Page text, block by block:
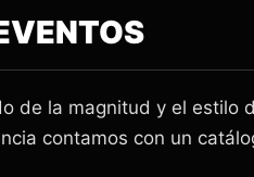
de la magnitud y el estilo
contamos con un